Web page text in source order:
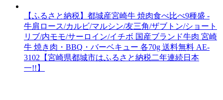
【ふるさと納税】都城産宮崎牛 焼肉食べ比べ9種盛 -
牛肩ロース/カルビ/マルシン/友三角/ザブトン/ショート
リブ/内モモ/サーロイン/イチボ 国産ブランド牛肉 宮崎
牛 焼き肉・BBQ・バーベキュー 各70g 送料無料 AE-
3102【宮崎県都城市はふるさと納税二年連続日本
一!!】